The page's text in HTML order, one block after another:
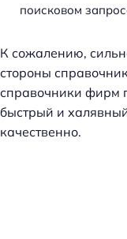
поисковом
К сожалению,
стороны
справочники фирм
быстрый и
качественно.